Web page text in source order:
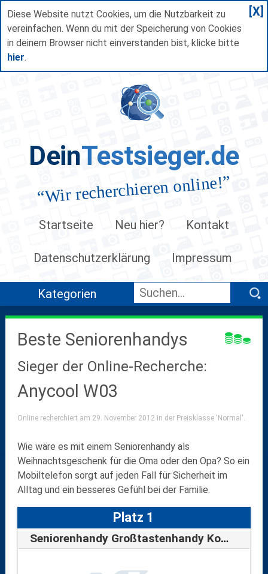
Diese Website nutzt Cookies, um die Nutzbarkeit zu
vereinfachen. Wenn du mit der Speicherung von Cookies
in deinem Browser nicht einverstanden bist, klicke bitte
hier.
[X]
DeinTestsieger.de
“Wir recherchieren online!”
Startseite Neu hier? Kontakt
Datenschutzerklärung Impressum
Kategorien
Beste Seniorenhandys
Sieger der Online-Recherche:
Anycool W03
Online recherchiert am 29. November 2012 in der Preisklasse 'Normal'.
Wie wäre es mit einem Seniorenhandy als
Weihnachtsgeschenk für die Oma oder den Opa? So ein
Mobiltelefon sorgt auf jeden Fall für Sicherheit im
Alltag und ein besseres Gefühl bei der Familie.
Platz 1
Seniorenhandy Großtastenhandy Komfort G…